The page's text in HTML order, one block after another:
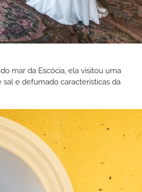
mar da Escócia, ela visitou uma
e defumado características da